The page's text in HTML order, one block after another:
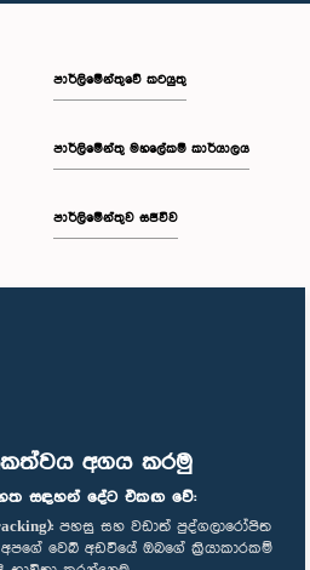
අගය කරමු
සඳහන් දේට එකඟ වේ:
පහසු සහ වඩාත් පුද්ගලාරෝපිත
වෙබ් අඩවියේ ඔබගේ ක්‍රියාකාරකම්
පාර්ලිමේන්තුවේ කටයුතු
පාර්ලිමේන්තු මහලේකම් කාර්යාලය
පාර්ලිමේන්තුව සජීවීව